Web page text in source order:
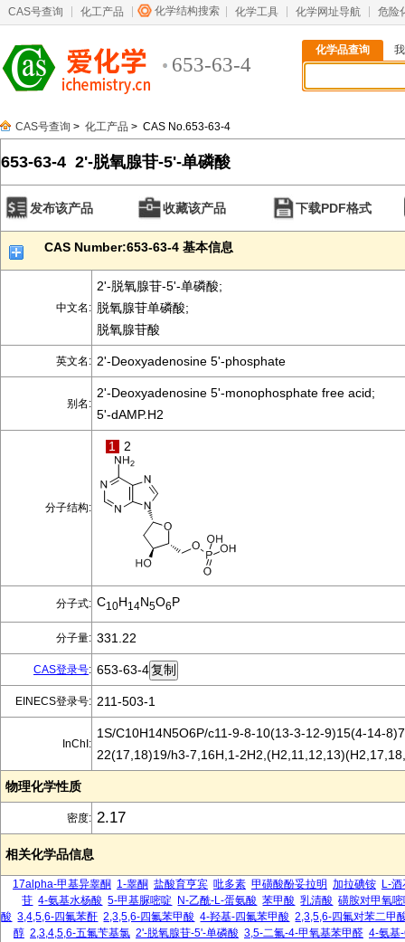
CAS号查询 化工产品 化学结构搜索 化学工具 化学网址导航 危险
653-63-4
化学品查询
CAS号查询 > 化工产品 > CAS No.653-63-4
653-63-4 2'-脱氧腺苷-5'-单磷酸
发布该产品 收藏该产品 下载PDF格式
CAS Number:653-63-4 基本信息
中文名:
2'-脱氧腺苷-5'-单磷酸;
脱氧腺苷单磷酸;
脱氧腺苷酸
英文名: 2'-Deoxyadenosine 5'-phosphate
别名:
2'-Deoxyadenosine 5'-monophosphate free acid;
5'-dAMP.H2
分子结构:
1 2
分子式: C10H14N5O6P
分子量: 331.22
CAS登录号: 653-63-4
EINECS登录号: 211-503-1
InChI:
1S/C10H14N5O6P/c11-9-8-10(13-3-12-9)15(4-14-
22(17,18)19/h3-7,16H,1-
物理化学性质
密度: 2.17
相关化学品信息
17alpha-甲基异睾酮 1-睾酮 盐酸育亨宾 吡多素 甲磺酸酚妥拉明 加拉碘铵 L-
苷 4-氨基水杨酸 5-甲基脲嘧啶 N-乙酰-L-蛋氨酸 苯甲酸 乳清酸 磺胺对甲氧
酸 3,4,5,6-四氟苯酐 2,3,5,6-四氟苯甲酸 4-羟基-四氟苯甲酸 2,3,5,6-四氟对苯二甲
醇 2,3,4,5,6-五氟苄基氯 2'-脱氧腺苷-5'-单磷酸 3,5-二氟-4-甲氧基苯甲醛 4-氨基